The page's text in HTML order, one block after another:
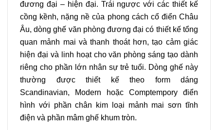
đương đại – hiện đại. Trái ngược với các thiết kế
cồng kềnh, nặng nề của phong cách cổ điển Châu
Âu, dòng ghế văn phòng đương đại có thiết kế tổng
quan mảnh mai và thanh thoát hơn, tạo cảm giác
hiện đại và linh hoạt cho văn phòng sáng tạo dành
riêng cho phần lớn nhân sự trẻ tuổi. Dòng ghế này
thường được thiết kế theo form dáng
Scandinavian, Modern hoặc Comptempory điển
hình với phần chân kim loại mảnh mai sơn tĩnh
điện và phần mâm ghế khum tròn.